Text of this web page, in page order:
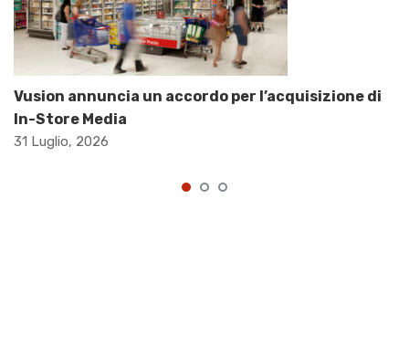
Vusion annuncia un accordo per l’acquisizione di
In-Store Media
31 Luglio, 2026